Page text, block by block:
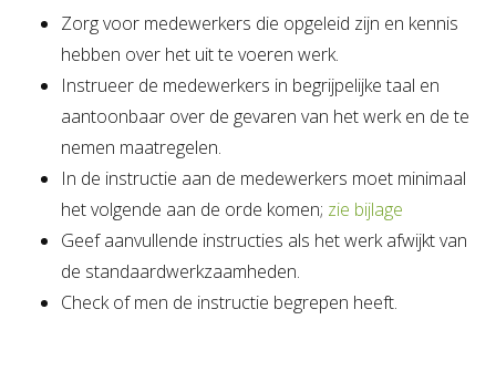
Zorg voor medewerkers die opgeleid zijn en kennis
hebben over het uit te voeren werk.
Instrueer de medewerkers in begrijpelijke taal en
aantoonbaar over de gevaren van het werk en de te
nemen maatregelen.
In de instructie aan de medewerkers moet minimaal
het volgende aan de orde komen; zie bijlage
Geef aanvullende instructies als het werk afwijkt van
de standaardwerkzaamheden.
Check of men de instructie begrepen heeft.